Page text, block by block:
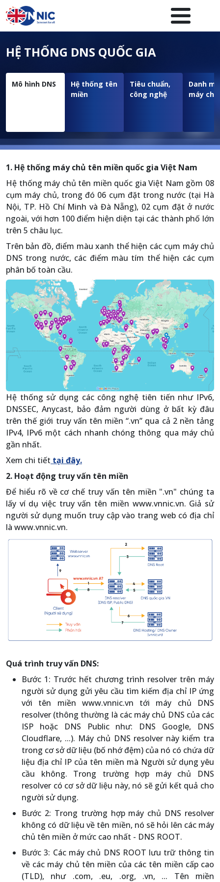
Nhảy đến nội dung
Menuheader của website
HỆ THỐNG DNS QUỐC GIA
Mô hình DNS
Hệ thống tên
miền
Tiêu chuẩn,
công nghệ
Danh
máy chủ
1. Hệ thống máy chủ tên miền quốc gia Việt Nam
Hệ thống máy chủ tên miền quốc gia Việt Nam gồm 08
cụm máy chủ, trong đó 06 cụm đặt trong nước (tại Hà
Nội, TP. Hồ Chí Minh và Đà Nẵng), 02 cụm đặt ở nước
ngoài, với hơn 100 điểm hiện diện tại các thành phố lớn
trên 5 châu lục.
Trên bản đồ, điểm màu xanh thể hiện các cụm máy chủ
DNS trong nước, các điểm màu tím thể hiện các cụm
phân bố toàn cầu.
Hệ thống sử dụng các công nghệ tiên tiến như IPv6,
DNSSEC, Anycast, bảo đảm người dùng ở bất kỳ đâu
trên thế giới truy vấn tên miền “.vn” qua cả 2 nền tảng
IPv4, IPv6 một cách nhanh chóng thông qua máy chủ
gần nhất.
Xem chi tiết tại đây.
2. Hoạt động truy vấn tên miền
Để hiểu rõ về cơ chế truy vấn tên miền ".vn" chúng ta
lấy ví dụ việc truy vấn tên miền www.vnnic.vn. Giả sử
người sử dụng muốn truy cập vào trang web có địa chỉ
là www.vnnic.vn.
Quá trình truy vấn DNS:
Bước 1: Trước hết chương trình resolver trên máy
người sử dụng gửi yêu cầu tìm kiếm địa chỉ IP ứng
với tên miền www.vnnic.vn tới máy chủ DNS
resolver (thông thường là các máy chủ DNS của các
ISP hoặc DNS Public như: DNS Google, DNS
Cloudflare, ...). Máy chủ DNS resolver này kiểm tra
trong cơ sở dữ liệu (bố nhớ đệm) của nó có chứa dữ
liệu địa chỉ IP của tên miền mà Người sử dụng yêu
cầu không. Trong trường hợp máy chủ DNS
resolver có cơ sở dữ liệu này, nó sẽ gửi kết quả cho
người sử dụng.
Bước 2: Trong trường hợp máy chủ DNS resolver
không có dữ liệu về tên miền, nó sẽ hỏi lên các máy
chủ tên miền ở mức cao nhất - DNS ROOT.
Bước 3: Các máy chủ DNS ROOT lưu trữ thông tin
về các máy chủ tên miền của các tên miền cấp cao
(TLD), như .com, .eu, .org, .vn, ... Tên miền